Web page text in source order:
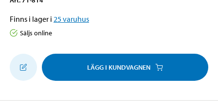
Finns i lager i 25varuhus
Säljs online
LÄGG I KUNDVAGNEN